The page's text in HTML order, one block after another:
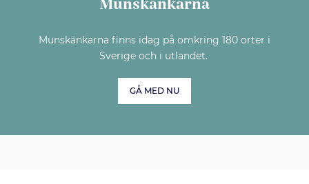
Munskänkarna
Munskänkarna finns idag på omkring 180 orter i
Sverige och i utlandet.
GÅ MED NU